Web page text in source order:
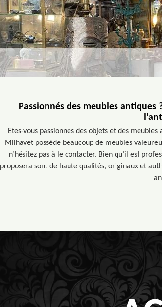
Passionnés des meubles antiques
Etes-vous passionnés des objets et des
Milhavet possède beaucoup de meubles
n’hésitez pas à le contacter. Bien qu’il est
proposera sont de haute qualités, originaux et